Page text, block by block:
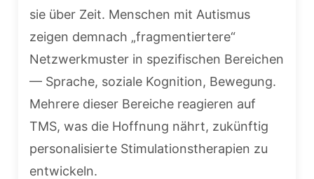
sie über Zeit. Menschen mit Autismus
zeigen demnach „fragmentiertere“
Netzwerkmuster in spezifischen Bereichen
— Sprache, soziale Kognition, Bewegung.
Mehrere dieser Bereiche reagieren auf
TMS, was die Hoffnung nährt, zukünftig
personalisierte Stimulationstherapien zu
entwickeln.